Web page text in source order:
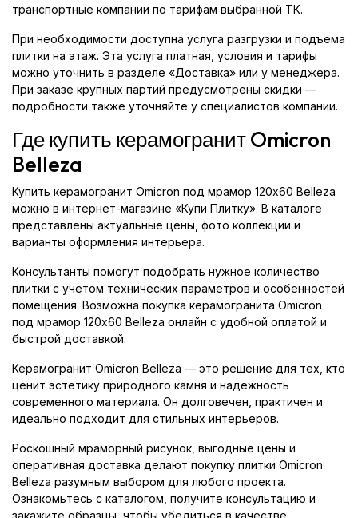
транспортные компании по тарифам выбранной ТК.
При необходимости доступна услуга разгрузки и подъема
плитки на этаж. Эта услуга платная, условия и тарифы
можно уточнить в разделе «Доставка» или у менеджера.
При заказе крупных партий предусмотрены скидки —
подробности также уточняйте у специалистов компании.
Где купить керамогранит Omicron
Belleza
Купить керамогранит Omicron под мрамор 120x60 Belleza
можно в интернет-магазине «Купи Плитку». В каталоге
представлены актуальные цены, фото коллекции и
варианты оформления интерьера.
Консультанты помогут подобрать нужное количество
плитки с учетом технических параметров и особенностей
помещения. Возможна покупка керамогранита Omicron
под мрамор 120x60 Belleza онлайн с удобной оплатой и
быстрой доставкой.
Керамогранит Omicron Belleza — это решение для тех, кто
ценит эстетику природного камня и надежность
современного материала. Он долговечен, практичен и
идеально подходит для стильных интерьеров.
Роскошный мраморный рисунок, выгодные цены и
оперативная доставка делают покупку плитки Omicron
Belleza разумным выбором для любого проекта.
Ознакомьтесь с каталогом, получите консультацию и
закажите образцы, чтобы убедиться в качестве